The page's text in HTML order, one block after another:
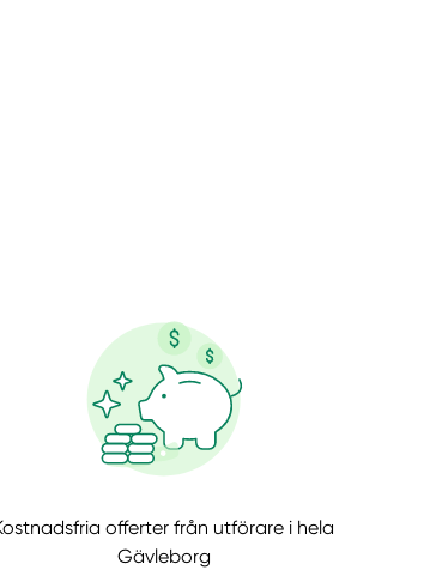
offerter från utförare i hela
Gävleborg